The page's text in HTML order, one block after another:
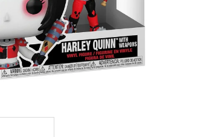
139 Kč
Původně: